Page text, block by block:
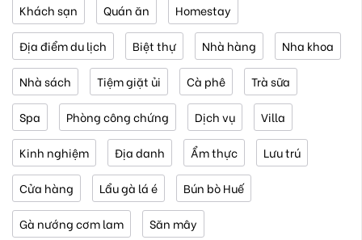
Khách sạn Quán ăn Homestay
Địa điểm du lịch Biệt thự Nhà hàng Nha khoa
Nhà sách Tiệm giặt ủi Cà phê Trà sữa
Spa Phòng công chứng Dịch vụ Villa
Kinh nghiệm Địa danh Ẩm thực Lưu trú
Cửa hàng Lẩu gà lá é Bún bò Huế
Gà nướng cơm lam Săn mây